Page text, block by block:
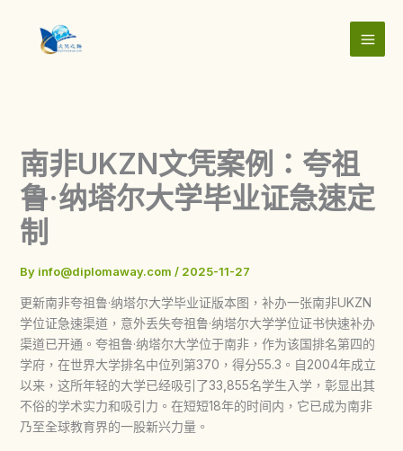
content
南非UKZN文凭案例：夸祖
鲁·纳塔尔大学毕业证急速定
制
By info@diplomaway.com / 2025-11-27
更新南非夸祖鲁·纳塔尔大学毕业证版本图，补办一张南非UKZN
学位证急速渠道，意外丢失夸祖鲁·纳塔尔大学学位证书快速补办
渠道已开通。夸祖鲁·纳塔尔大学位于南非，作为该国排名第四的
学府，在世界大学排名中位列第370，得分55.3。自2004年成立
以来，这所年轻的大学已经吸引了33,855名学生入学，彰显出其
不俗的学术实力和吸引力。在短短18年的时间内，它已成为南非
乃至全球教育界的一股新兴力量。